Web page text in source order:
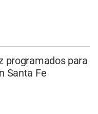
programados para
Santa Fe